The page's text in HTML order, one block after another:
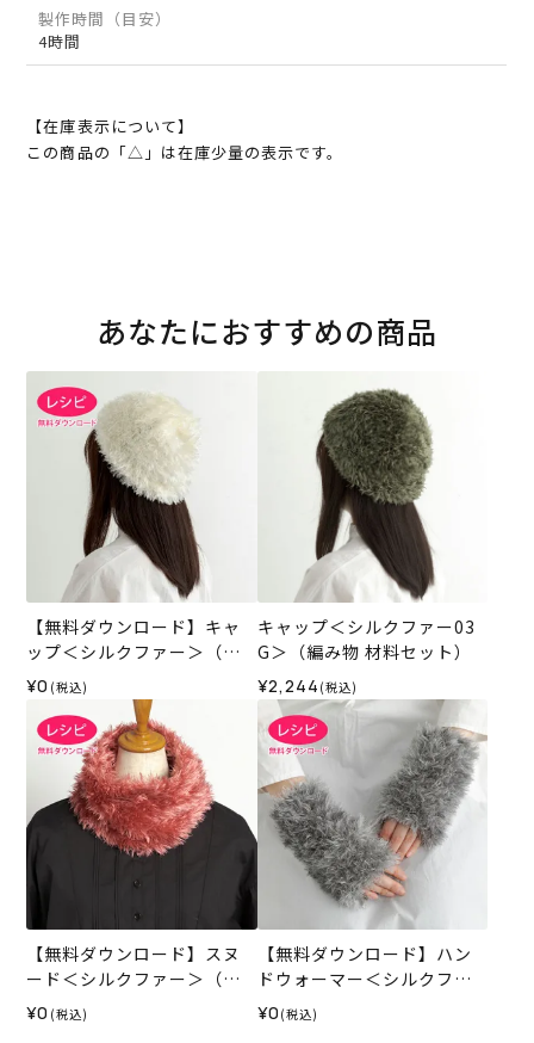
製作時間（目安）
4時間
【在庫表示について】
この商品の「△」は在庫少量の表示です。
あなたにおすすめの商品
【無料ダウンロード】キャ
ップ＜シルクファー＞（レ
シピ）
¥0 (税込)
キャップ＜シルクファー03
G＞（編み物 材料セット）
¥2,244 (税込)
【無料ダウンロード】スヌ
ード＜シルクファー＞（レ
シピ）
¥0 (税込)
【無料ダウンロード】ハン
ドウォーマー＜シルクファ
ー＞（レシピ）
¥0 (税込)